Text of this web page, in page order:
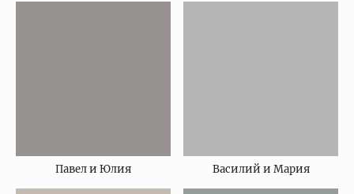
Павел и Юлия Василий и Мария